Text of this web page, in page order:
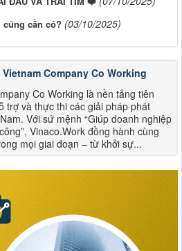
cần có? (03/10/2025)
Company Co Working
Co Working là nền tảng tiên
trợ và thực thi các giải pháp phát
Với sứ mệnh “Giúp doanh nghiệp
Vinaco.Work đồng hành cùng
mọi giai đoạn – từ khởi sự...